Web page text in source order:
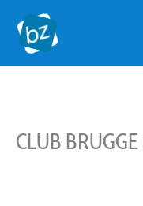
naar
CLUB BRUGGE